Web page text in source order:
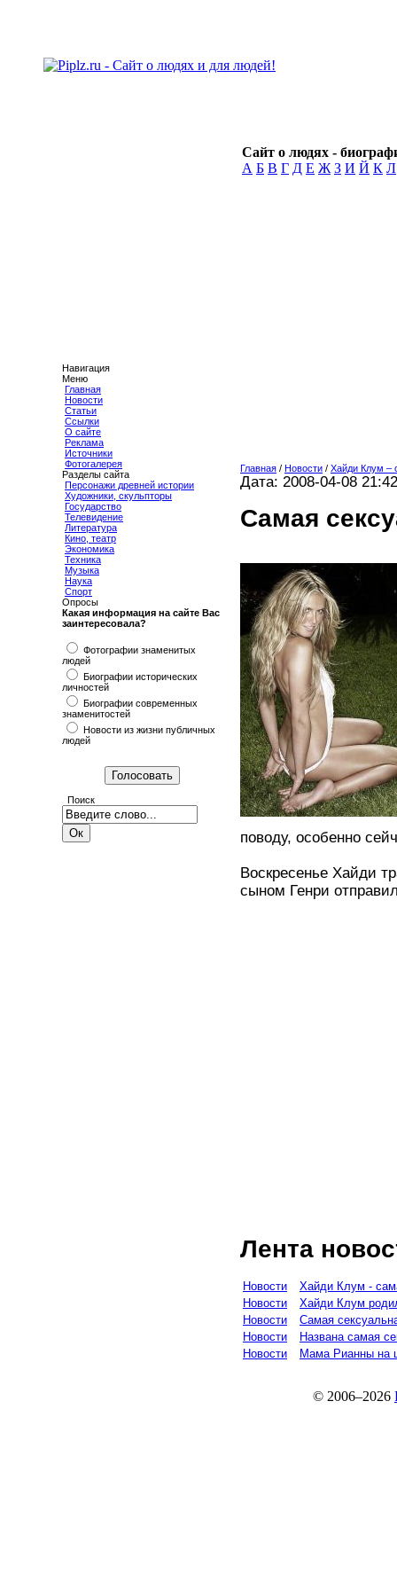
Сайт о людях -
А Б В Г Д Е Ж З И Й К Л
Навигация
Меню
Главная
Новости
Статьи
Ссылки
О сайте
Реклама
Источники
Фотогалерея
Разделы сайта
Персонажи древней истории
Художники, скульпторы
Государство
Телевидение
Литература
Кино, театр
Экономика
Техника
Музыка
Наука
Спорт
Опросы
Какая информация на сайте Вас
заинтересовала?
Фотографии знаменитых
людей
Биографии исторических
личностей
Биографии современных
знаменитостей
Новости из жизни публичных
людей
Поиск
Главная / Новости / Хайди Клум –
Дата: 2008-04-08 21:42
Самая
поводу, особенно
Воскресенье Хайди
сыном Генри
Лента
Новости
Хайди Клум -
Новости
Хайди Клум
Новости
Самая
Новости
Названа самая
Новости
Мама Рианны на
© 2006–2026